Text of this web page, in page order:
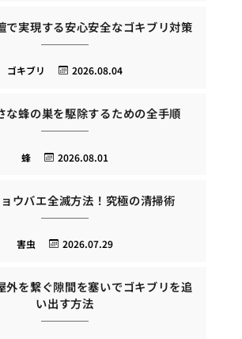
で実現する安心安全なゴキブリ対策
2026.08.04
ゴキブリ
な蜂の巣を駆除するための全手順
2026.08.01
蜂
ウバエ全滅方法！究極の清掃術
2026.07.29
害虫
外を繋ぐ隙間を塞いでゴキブリを追
い出す方法